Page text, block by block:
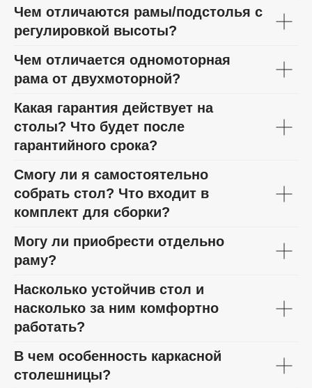
Чем отличаются рамы/подстолья с
регулировкой высоты?
Чем отличается одномоторная
рама от двухмоторной?
Какая гарантия действует на
столы? Что будет после
гарантийного срока?
Смогу ли я самостоятельно
собрать стол? Что входит в
комплект для сборки?
Могу ли приобрести отдельно
раму?
Насколько устойчив стол и
насколько за ним комфортно
работать?
В чем особенность каркасной
столешницы?